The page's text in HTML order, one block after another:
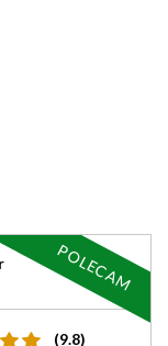
(9.8)
POLECAM